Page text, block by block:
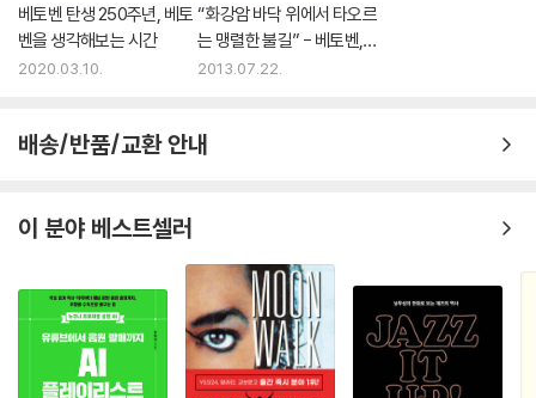
베토벤 탄생 250주년, 베토
벤을 생각해보는 시간
2020.03.10.
“화강암 바닥 위에서 타오르
는 맹렬한 불길” - 베토벤, <
피아노 소나타 23번 f단조
2013.07.22.
배송/반품/교환 안내
이 분야 베스트셀러